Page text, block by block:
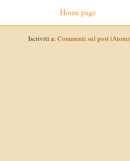
Home page
Iscriviti a: Commenti sul post (Atom)